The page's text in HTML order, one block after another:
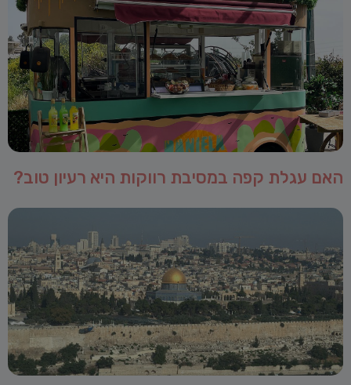
האם עגלת קפה במסיבת רווקות היא רעיון טוב?